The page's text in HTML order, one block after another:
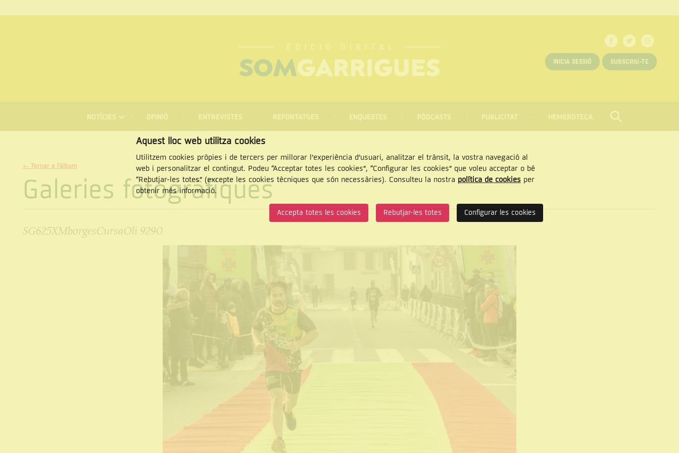
INICIA SESSIÓ SUBSCRIU-TE
NOTÍCIES OPINIÓ ENTREVISTES REPORTATGES ENQUESTES PÒDCASTS PUBLICITAT HEMEROTECA CERCAR
← Tornar a l'àlbum
Galeries fotogràfiques
SG625XMborgesCursaOli 9290
Aquest lloc web utilitza cookies
Utilitzem cookies pròpies i de tercers per millorar l’experiència d’usuari, analitzar el trànsit, la vostra navegació al
web i personalitzar el contingut. Podeu “Acceptar totes les cookies”, “Configurar les cookies” que voleu acceptar o bé
“Rebutjar-les totes” (excepte les cookies tècniques que són necessàries). Consulteu la nostra política de cookiesper
obtenir més informació.
Accepta totes les cookies Rebutjar-les totes Configurar les cookies